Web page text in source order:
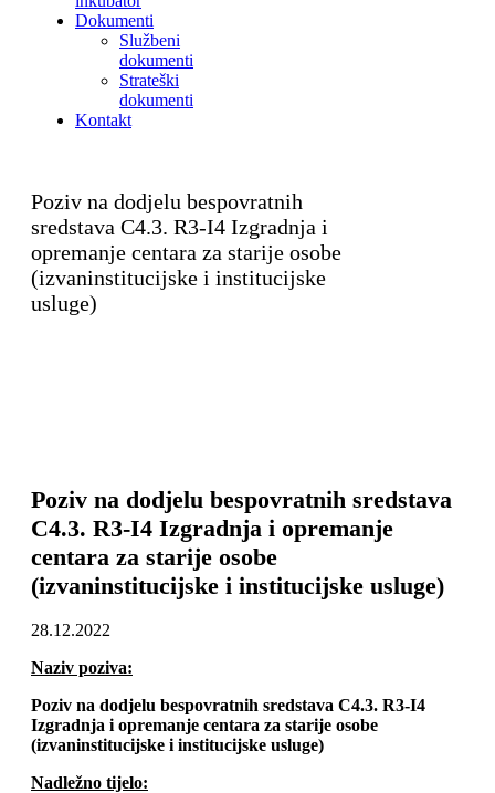
Dokumenti
Službeni
dokumenti
Strateški
dokumenti
Kontakt
Poziv na dodjelu bespovratnih
sredstava C4.3. R3-I4 Izgradnja i
opremanje centara za starije osobe
(izvaninstitucijske i institucijske
usluge)
Poziv na dodjelu bespovratnih sredstava
C4.3. R3-I4 Izgradnja i opremanje
centara za starije osobe
(izvaninstitucijske i institucijske usluge)
28.12.2022
Naziv poziva:
Poziv na dodjelu bespovratnih sredstava C4.3. R3-I4
Izgradnja i opremanje centara za starije osobe
(izvaninstitucijske i institucijske usluge)
Nadležno tijelo: